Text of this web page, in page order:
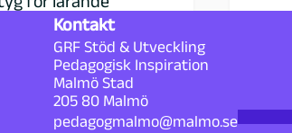
Kontakt
GRF Stöd & Utveckling
Pedagogisk Inspiration
Malmö Stad
205 80 Malmö
pedagogmalmo@malmo.se